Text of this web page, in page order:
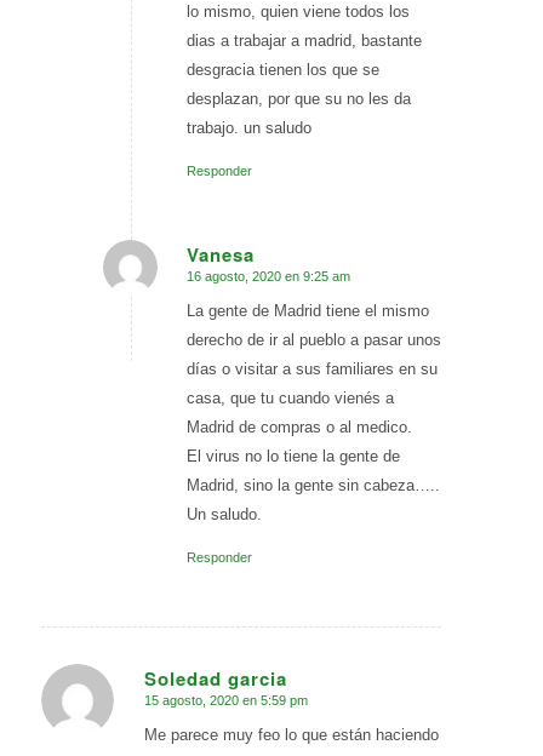
lo mismo, quien viene todos los
dias a trabajar a madrid, bastante
desgracia tienen los que se
desplazan, por que su no les da
trabajo. un saludo
Responder
Vanesa
Dice:
16 agosto, 2020 en 9:25 am
La gente de Madrid tiene el mismo
derecho de ir al pueblo a pasar unos
días o visitar a sus familiares en su
casa, que tu cuando vienés a
Madrid de compras o al medico.
El virus no lo tiene la gente de
Madrid, sino la gente sin cabeza…..
Un saludo.
Responder
Soledad garcia
Dice:
15 agosto, 2020 en 5:59 pm
Me parece muy feo lo que están haciendo